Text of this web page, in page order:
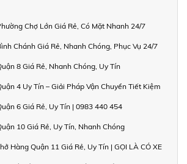
Chợ Lớn Giá Rẻ, Có Mặt Nhanh 24/7
Chánh Giá Rẻ, Nhanh Chóng, Phục Vụ 24/7
8 Giá Rẻ, Nhanh Chóng, Uy Tín
4 Uy Tín – Giải Pháp Vận Chuyển Tiết Kiệm
6 Giá Rẻ, Uy Tín | 0983 440 454
10 Giá Rẻ, Uy Tín, Nhanh Chóng
Hàng Quận 11 Giá Rẻ, Uy Tín | GỌI LÀ CÓ XE